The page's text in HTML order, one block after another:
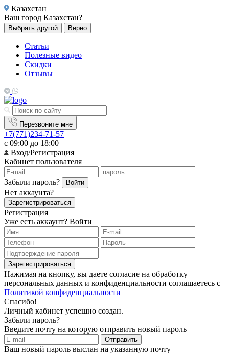
Казахстан
Ваш город Казахстан?
Выбрать другой Верно
Статьи
Полезные видео
Скидки
Отзывы
Перезвоните мне
+7(771)234-71-57
с 09:00 до 18:00
Вход/Регистрация
Кабинет пользователя
Забыли пароль? Войти
Нет аккаунта?
Зарегистрироваться
Регистрация
Уже есть аккаунт? Войти
Зарегистрироваться
Нажимая на кнопку, вы даете согласие на обработку
персональных данных и конфиденциальности соглашаетесь с
Политикой конфиденциальности
Спасибо!
Личный кабинет успешно создан.
Забыли пароль?
Введите почту на которую отправить новый пароль
Отправить
Ваш новый пароль выслан на указанную почту